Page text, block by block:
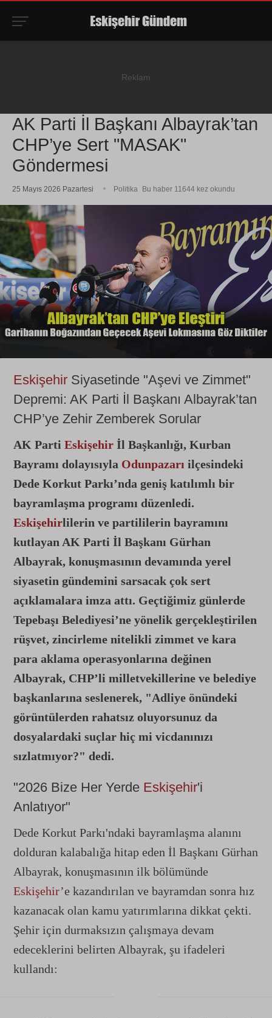
AK Parti İl Başkanı Albayrak’tan
CHP’ye Sert "MASAK"
Göndermesi
25 Mayıs 2026 Pazartesi Politika Bu haber 11644 kez okundu
Eskişehir Siyasetinde "Aşevi ve Zimmet"
Depremi: AK Parti İl Başkanı Albayrak’tan
CHP’ye Zehir Zemberek Sorular
AK Parti Eskişehir İl Başkanlığı, Kurban
Bayramı dolayısıyla Odunpazarı ilçesindeki
Dede Korkut Parkı’nda geniş katılımlı bir
bayramlaşma programı düzenledi.
Eskişehirlilerin ve partililerin bayramını
kutlayan AK Parti İl Başkanı Gürhan
Albayrak, konuşmasının devamında yerel
siyasetin gündemini sarsacak çok sert
açıklamalara imza attı. Geçtiğimiz günlerde
Tepebaşı Belediyesi’ne yönelik gerçekleştirilen
rüşvet, zincirleme nitelikli zimmet ve kara
para aklama operasyonlarına değinen
Albayrak, CHP’li milletvekillerine ve belediye
başkanlarına seslenerek, "Adliye önündeki
görüntülerden rahatsız oluyorsunuz da
dosyalardaki suçlar hiç mi vicdanınızı
sızlatmıyor?" dedi.
"2026 Bize Her Yerde Eskişehir'i
Anlatıyor"
Dede Korkut Parkı'ndaki bayramlaşma alanını
dolduran kalabalığa hitap eden İl Başkanı Gürhan
Albayrak, konuşmasının ilk bölümünde
Eskişehir’e kazandırılan ve bayramdan sonra hız
kazanacak olan kamu yatırımlarına dikkat çekti.
Şehir için durmaksızın çalışmaya devam
edeceklerini belirten Albayrak, şu ifadeleri
kullandı: